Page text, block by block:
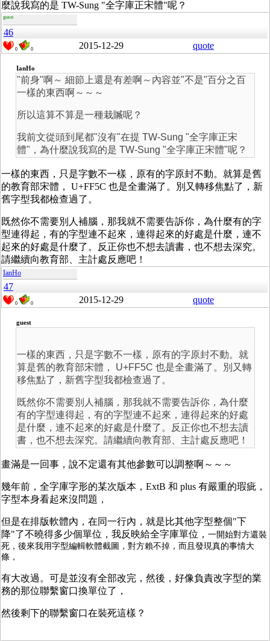
麼說我寫的是 TW-Sung "全字庫正宋體"呢？
guest
46
0 0 2015-12-29 quote
IanHo
"前身"啊～ 細節上還是有差啊～內容並"不是"百分之百
一樣的東西啊～～～
所以這算不算是一種栽贓呢？
我前文從頭到尾都"沒有"在提 TW-Sung "全字庫正宋
體"，為什麼說我寫的是 TW-Sung "全字庫正宋體"呢？
一樣的東西，只是字數不一樣，原有的字原封不動。就算是舊
的教育部宋體， U+FF5C 也是全畫滿了。別又轉移焦點了，新
舊字型我都檢查過了。
既然你不需要別人補腦，那我就不需要告訴你，為什麼有的字
型連得起，有的字型連不起來，連得起來的好處是什麼，連不
起來的好處是什麼了。反正你也不想去讀書，也不想去深究。
請繼續向教育部、主計處反應吧！
IanHo
47
0 0 2015-12-29 quote
guest
一樣的東西，只是字數不一樣，原有的字原封不動。就
算是舊的教育部宋體， U+FF5C 也是全畫滿了。別又轉
移焦點了，新舊字型我都檢查過了。
既然你不需要別人補腦，那我就不需要告訴你，為什麼
有的字型連得起，有的字型連不起來，連得起來的好處
是什麼，連不起來的好處是什麼了。反正你也不想去讀
書，也不想去深究。請繼續向教育部、主計處反應吧！
畫滿是一回事，說不定還有其他參數可以調整啊～～～
幾年前，全字庫字形的某次版本，ExtB 和 plus 有嚴重的瑕疵，
字型本身看起來沒問題，
但是在排版軟體內，在同一行內，就是比其他字型整個"下
降"了不曉得多少個單位，我反映給全字庫單位， 一開始對方還裝
死，後來我用字型編輯軟體截圖，對方賴不掉，而且發現真的事情大
條，
有大改過。可是並沒有全部改完，然後，好像負責改字型的業
務的那位聯繫窗口換單位了，
然後剩下的聯繫窗口在裝死這樣？